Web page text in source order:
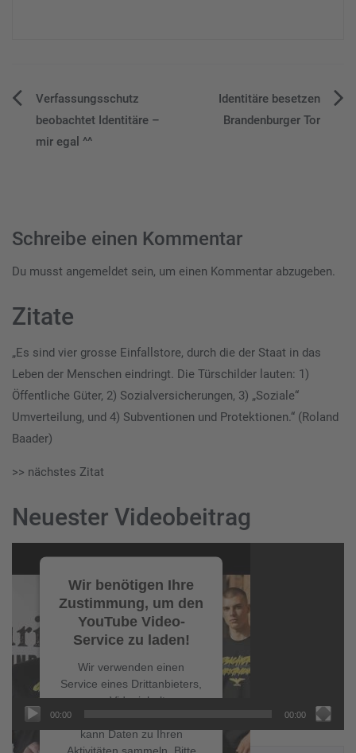
Beitragsnavigation
Verfassungsschutz
beobachtet Identitäre –
mir egal ^^
Identitäre besetzen
Brandenburger Tor
Schreibe einen Kommentar
Du musst angemeldet sein, um einen Kommentar abzugeben.
Zitate
„Es sind vier grosse Einfallstore, durch die der Staat in das
Leben der Menschen eindringt. Die Türschilder lauten: 1)
Öffentliche Güter, 2) Sozialversicherungen, 3) „Soziale“
Umverteilung, und 4) Subventionen und Protektionen.“ (Roland
Baader)
>> nächstes Zitat
Neuester Videobeitrag
Player
Wir benötigen Ihre
Zustimmung, um den
YouTube Video-
Service zu laden!
Wir verwenden einen
Service eines Drittanbieters,
um Videoinhalte
einzubetten. Dieser Service
kann Daten zu Ihren
Aktivitäten sammeln. Bitte
00:00 00:00